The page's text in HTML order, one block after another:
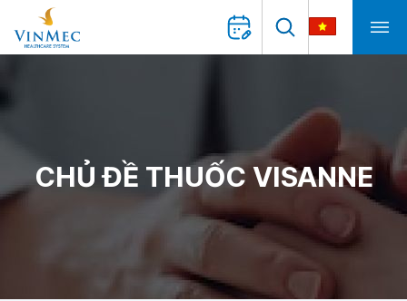
CHỦ ĐỀ THUỐC VISANNE